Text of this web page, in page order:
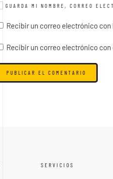
GUARDA MI NOMBRE, CORREO
Recibir un correo electrónico
Recibir un correo electrónico con
PUBLICAR EL COMENTARIO
SERVICIOS